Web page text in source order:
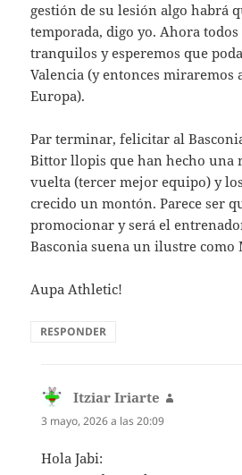
gestión de su lesión algo habrá
temporada, digo yo. Ahora todos
tranquilos y esperemos que
Valencia (y entonces miraremos
Europa).
Par terminar, felicitar al
Bittor llopis que han hecho una
vuelta (tercer mejor equipo) y
crecido un montón. Parece ser
promocionar y será el
Basconia suena un ilustre como
Aupa Athletic!
RESPONDER
Itziar Iriarte
3 mayo, 2026 a las 20:09
Hola Jabi: